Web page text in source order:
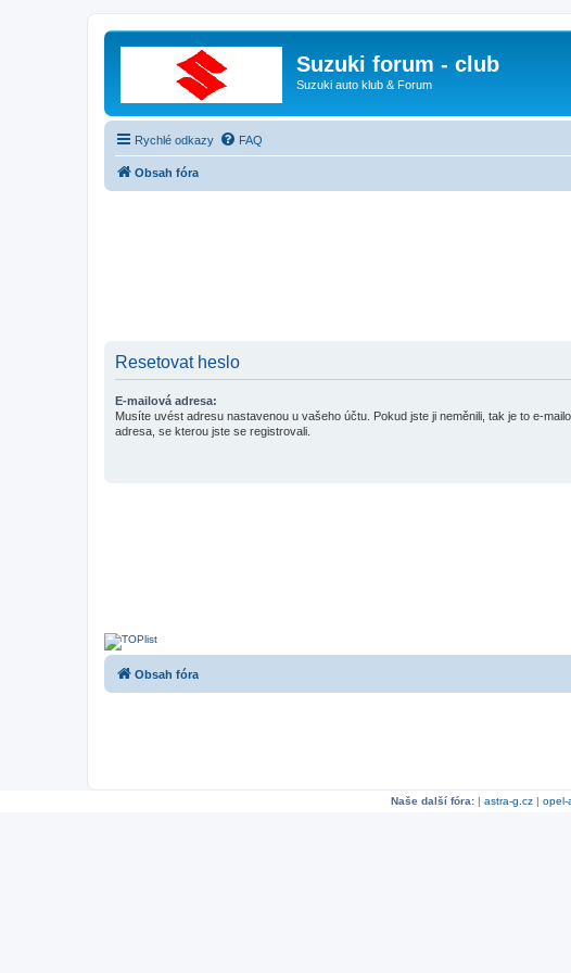
Suzuki forum - club
Suzuki auto klub & Forum
Rychlé odkazy FAQ
Obsah fóra
Resetovat heslo
E-mailová adresa:
Musíte uvést adresu nastavenou u vašeho účtu. Pokud jste ji neměnili, tak je to e-
adresa, se kterou jste se registrovali.
Obsah fóra
Naše další fóra: | astra-g.cz | opel-